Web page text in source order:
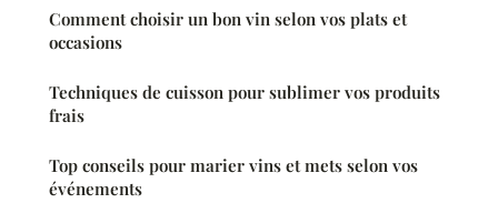
Comment choisir un bon vin selon vos plats et
occasions
Techniques de cuisson pour sublimer vos produits
frais
Top conseils pour marier vins et mets selon vos
événements